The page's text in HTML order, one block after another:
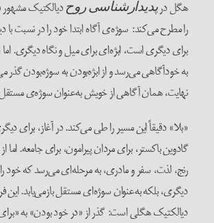
هگل درپدیدارشناسی روحدیالکتیک مشهور
را مطرح می‌کند: سوژه‌ی آگاه ابتدا خود را در نسبت
برای دیگری است، ابژه‌ای برای میل و نگاه دیگری. اما
به خودآگاهی می‌رسد و از ابژه‌بودن به سوژه‌بودن گذر
نهایت، همان آگاهی از خویش به‌عنوان سوژه‌ی
«بلا» دقیقاً این مسیر را طی می‌کند. در آغاز، برای
گادوین باکستر، برای مردان پیرامون، برای جامعه.
رنج، لذت، سفر و مادری، به مرحله‌ای می‌رسد که خود
دیگری، بلکه به‌عنوان سوژه‌ای مستقل بازمی‌یابد. این
دیالکتیک هگلی است: گذر از «‌در خود بودن» به